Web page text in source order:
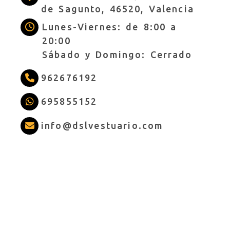
de Sagunto, 46520, Valencia
Lunes-Viernes: de 8:00 a
20:00
Sábado y Domingo: Cerrado
962676192
695855152
info dslvestuario.com